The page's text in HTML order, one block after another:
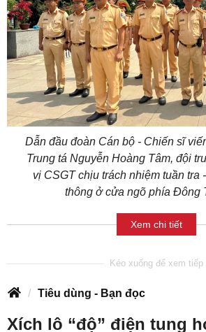
Dẫn đầu đoàn Cán bộ - Chiến sĩ
Trung tá Nguyễn Hoàng Tâm, đội
vị CSGT chịu trách nhiệm tuần tra
thông ở cửa ngõ phía Đông
Xem chi tiết
Tiêu dùng - Bạn đọc
Xích lô “độ” điện tung